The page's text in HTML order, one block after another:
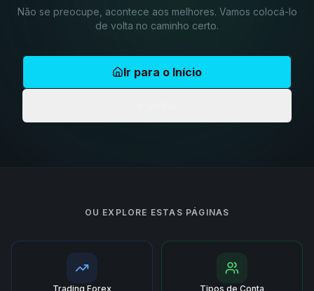
Não se preocupe, acontece aos melhores. Vamos colocá-lo
de volta no caminho certo.
Ir para o Início
OU EXPLORE ESTAS PÁGINAS
Trading Forex Tipos de Conta